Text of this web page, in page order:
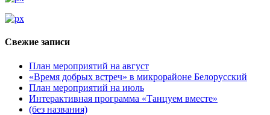
Свежие записи
План мероприятий на август
«Время добрых встреч» в микрорайоне Белорусский
План мероприятий на июль
Интерактивная программа «Танцуем вместе»
(без названия)